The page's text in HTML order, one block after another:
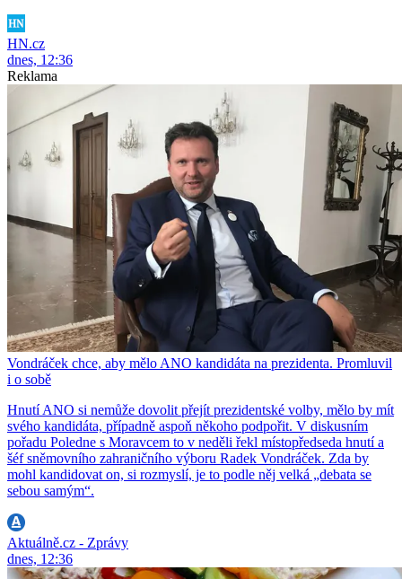
HN.cz
dnes, 12:36
Reklama
Vondráček chce, aby mělo ANO kandidáta na prezidenta. Promluvil
i o sobě
Hnutí ANO si nemůže dovolit přejít prezidentské volby, mělo by mít
svého kandidáta, případně aspoň někoho podpořit. V diskusním
pořadu Poledne s Moravcem to v neděli řekl místopředseda hnutí a
šéf sněmovního zahraničního výboru Radek Vondráček. Zda by
mohl kandidovat on, si rozmyslí, je to podle něj velká „debata se
sebou samým“.
Aktuálně.cz - Zprávy
dnes, 12:36